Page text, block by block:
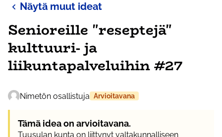
Näytä muut ideat
Senioreille "reseptejä"
kulttuuri- ja
liikuntapalveluihin #27
Nimetön osallistuja Arvioitavana
Tämä idea on arvioitavana.
Tuusulan kunta on liittynyt valtakunnalliseen